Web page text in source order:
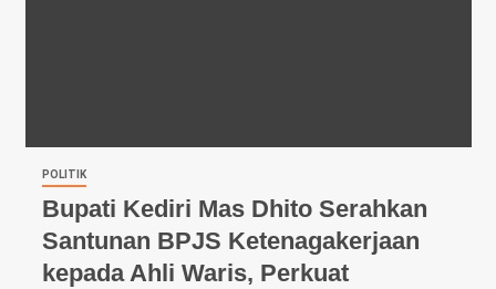
POLITIK
Bupati Kediri Mas Dhito Serahkan
Santunan BPJS Ketenagakerjaan
kepada Ahli Waris, Perkuat